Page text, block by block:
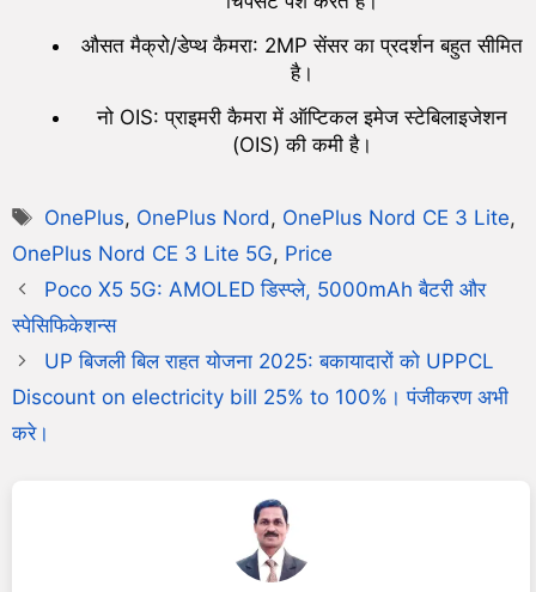
औसत मैक्रो/डेप्थ कैमरा: 2MP सेंसर का प्रदर्शन बहुत सीमित
है।
नो OIS: प्राइमरी कैमरा में ऑप्टिकल इमेज स्टेबिलाइजेशन
(OIS) की कमी है।
OnePlus, OnePlus Nord, OnePlus Nord CE 3 Lite,
OnePlus Nord CE 3 Lite 5G, Price
Poco X5 5G: AMOLED डिस्प्ले, 5000mAh बैटरी और
स्पेसिफिकेशन्स
UP बिजली बिल राहत योजना 2025: बकायादारों को UPPCL
Discount on electricity bill 25% to 100%। पंजीकरण अभी
करे।